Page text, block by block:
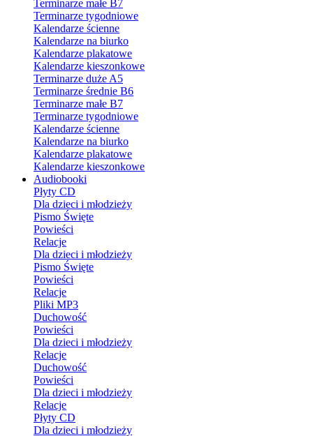
Terminarze małe B7
Terminarze tygodniowe
Kalendarze ścienne
Kalendarze na biurko
Kalendarze plakatowe
Kalendarze kieszonkowe
Terminarze duże A5
Terminarze średnie B6
Terminarze małe B7
Terminarze tygodniowe
Kalendarze ścienne
Kalendarze na biurko
Kalendarze plakatowe
Kalendarze kieszonkowe
Audiobooki
Płyty CD
Dla dzieci i młodzieży
Pismo Święte
Powieści
Relacje
Dla dzieci i młodzieży
Pismo Święte
Powieści
Relacje
Pliki MP3
Duchowość
Powieści
Dla dzieci i młodzieży
Relacje
Duchowość
Powieści
Dla dzieci i młodzieży
Relacje
Płyty CD
Dla dzieci i młodzieży